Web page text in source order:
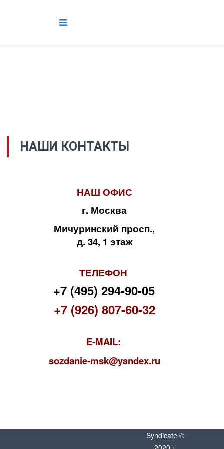
НАШИ КОНТАКТЫ
НАШ ОФИС
г. Москва
Мичуринский просп.,
д. 34, 1 этаж
ТЕЛЕФОН
+7 (495) 294-90-05
+7 (926) 807-60-32
E-MAIL:
sozdanie-msk@yandex.ru
Syndicate ©